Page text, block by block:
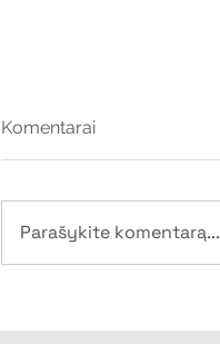
Komentarai
Parašykite komentarą...